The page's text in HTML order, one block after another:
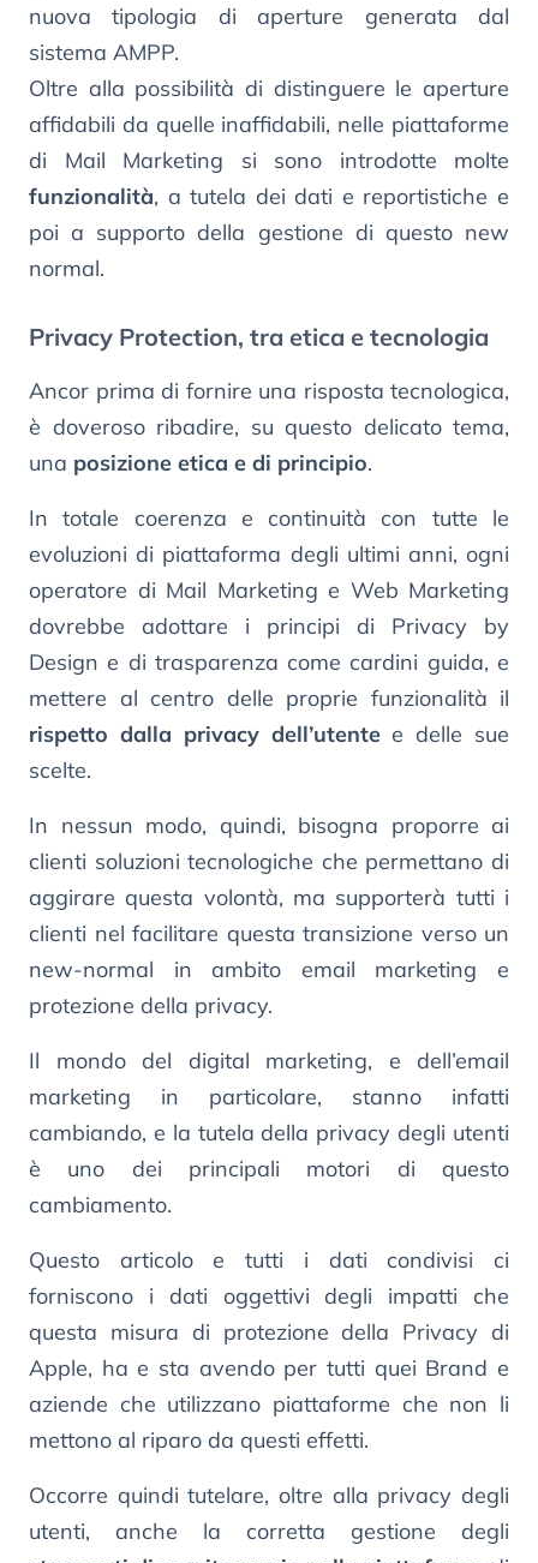
nuova tipologia di aperture generata dal
sistema AMPP.
Oltre alla possibilità di distinguere le aperture
affidabili da quelle inaffidabili, nelle piattaforme
di Mail Marketing si sono introdotte molte
funzionalità, a tutela dei dati e reportistiche e
poi a supporto della gestione di questo new
normal.
Privacy Protection, tra etica e tecnologia
Ancor prima di fornire una risposta tecnologica,
è doveroso ribadire, su questo delicato tema,
una posizione etica e di principio.
In totale coerenza e continuità con tutte le
evoluzioni di piattaforma degli ultimi anni, ogni
operatore di Mail Marketing e Web Marketing
dovrebbe adottare i principi di Privacy by
Design e di trasparenza come cardini guida, e
mettere al centro delle proprie funzionalità il
rispetto dalla privacy dell’utentee delle sue
scelte.
In nessun modo, quindi, bisogna proporre ai
clienti soluzioni tecnologiche che permettano di
aggirare questa volontà, ma supporterà tutti i
clienti nel facilitare questa transizione verso un
new-normal in ambito email marketing e
protezione della privacy.
Il mondo del digital marketing, e dell’email
marketing in particolare, stanno infatti
cambiando, e la tutela della privacy degli utenti
è uno dei principali motori di questo
cambiamento.
Questo articolo e tutti i dati condivisi ci
forniscono i dati oggettivi degli impatti che
questa misura di protezione della Privacy di
Apple, ha e sta avendo per tutti quei Brand e
aziende che utilizzano piattaforme che non li
mettono al riparo da questi effetti.
Occorre quindi tutelare, oltre alla privacy degli
utenti, anche la corretta gestione degli